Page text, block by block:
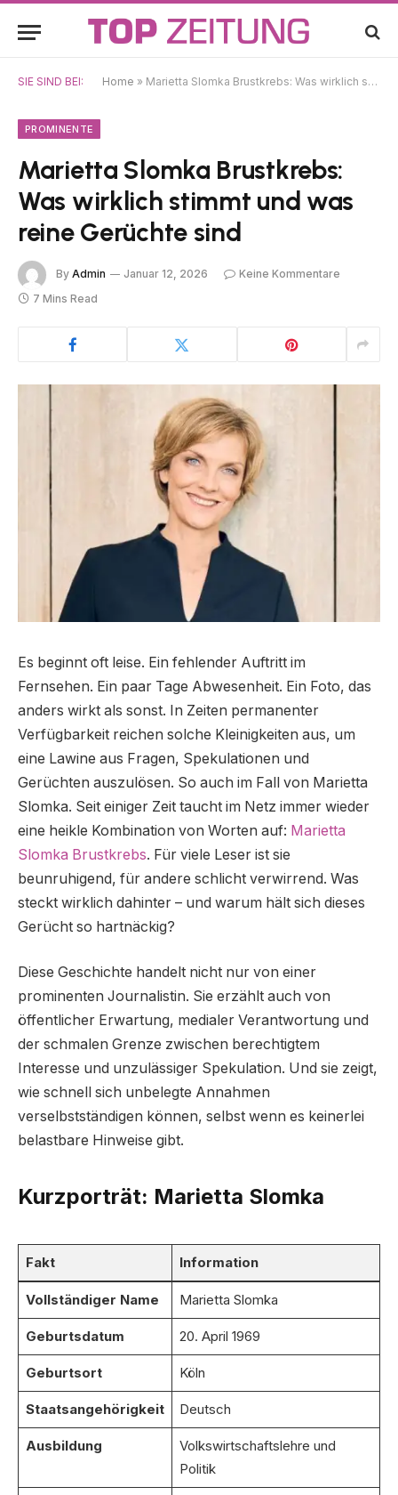
SIE SIND BEI: Home » Marietta Slomka Brustkrebs: Was wirklich stimmt und was reine Gerüchte sind
PROMINENTE
Marietta Slomka Brustkrebs:
Was wirklich stimmt und was
reine Gerüchte sind
By Admin Januar 12, 2026
Keine Kommentare
7 Mins Read
Es beginnt oft leise. Ein fehlender Auftritt im
Fernsehen. Ein paar Tage Abwesenheit. Ein Foto, das
anders wirkt als sonst. In Zeiten permanenter
Verfügbarkeit reichen solche Kleinigkeiten aus, um
eine Lawine aus Fragen, Spekulationen und
Gerüchten auszulösen. So auch im Fall von Marietta
Slomka. Seit einiger Zeit taucht im Netz immer wieder
eine heikle Kombination von Worten auf: Marietta
Slomka Brustkrebs. Für viele Leser ist sie
beunruhigend, für andere schlicht verwirrend. Was
steckt wirklich dahinter – und warum hält sich dieses
Gerücht so hartnäckig?
Diese Geschichte handelt nicht nur von einer
prominenten Journalistin. Sie erzählt auch von
öffentlicher Erwartung, medialer Verantwortung und
der schmalen Grenze zwischen berechtigtem
Interesse und unzulässiger Spekulation. Und sie zeigt,
wie schnell sich unbelegte Annahmen
verselbstständigen können, selbst wenn es keinerlei
belastbare Hinweise gibt.
Kurzporträt: Marietta Slomka
Fakt Information
Vollständiger Name Marietta Slomka
Geburtsdatum 20. April 1969
Geburtsort Köln
Staatsangehörigkeit Deutsch
Ausbildung
Volkswirtschaftslehre und
Politik